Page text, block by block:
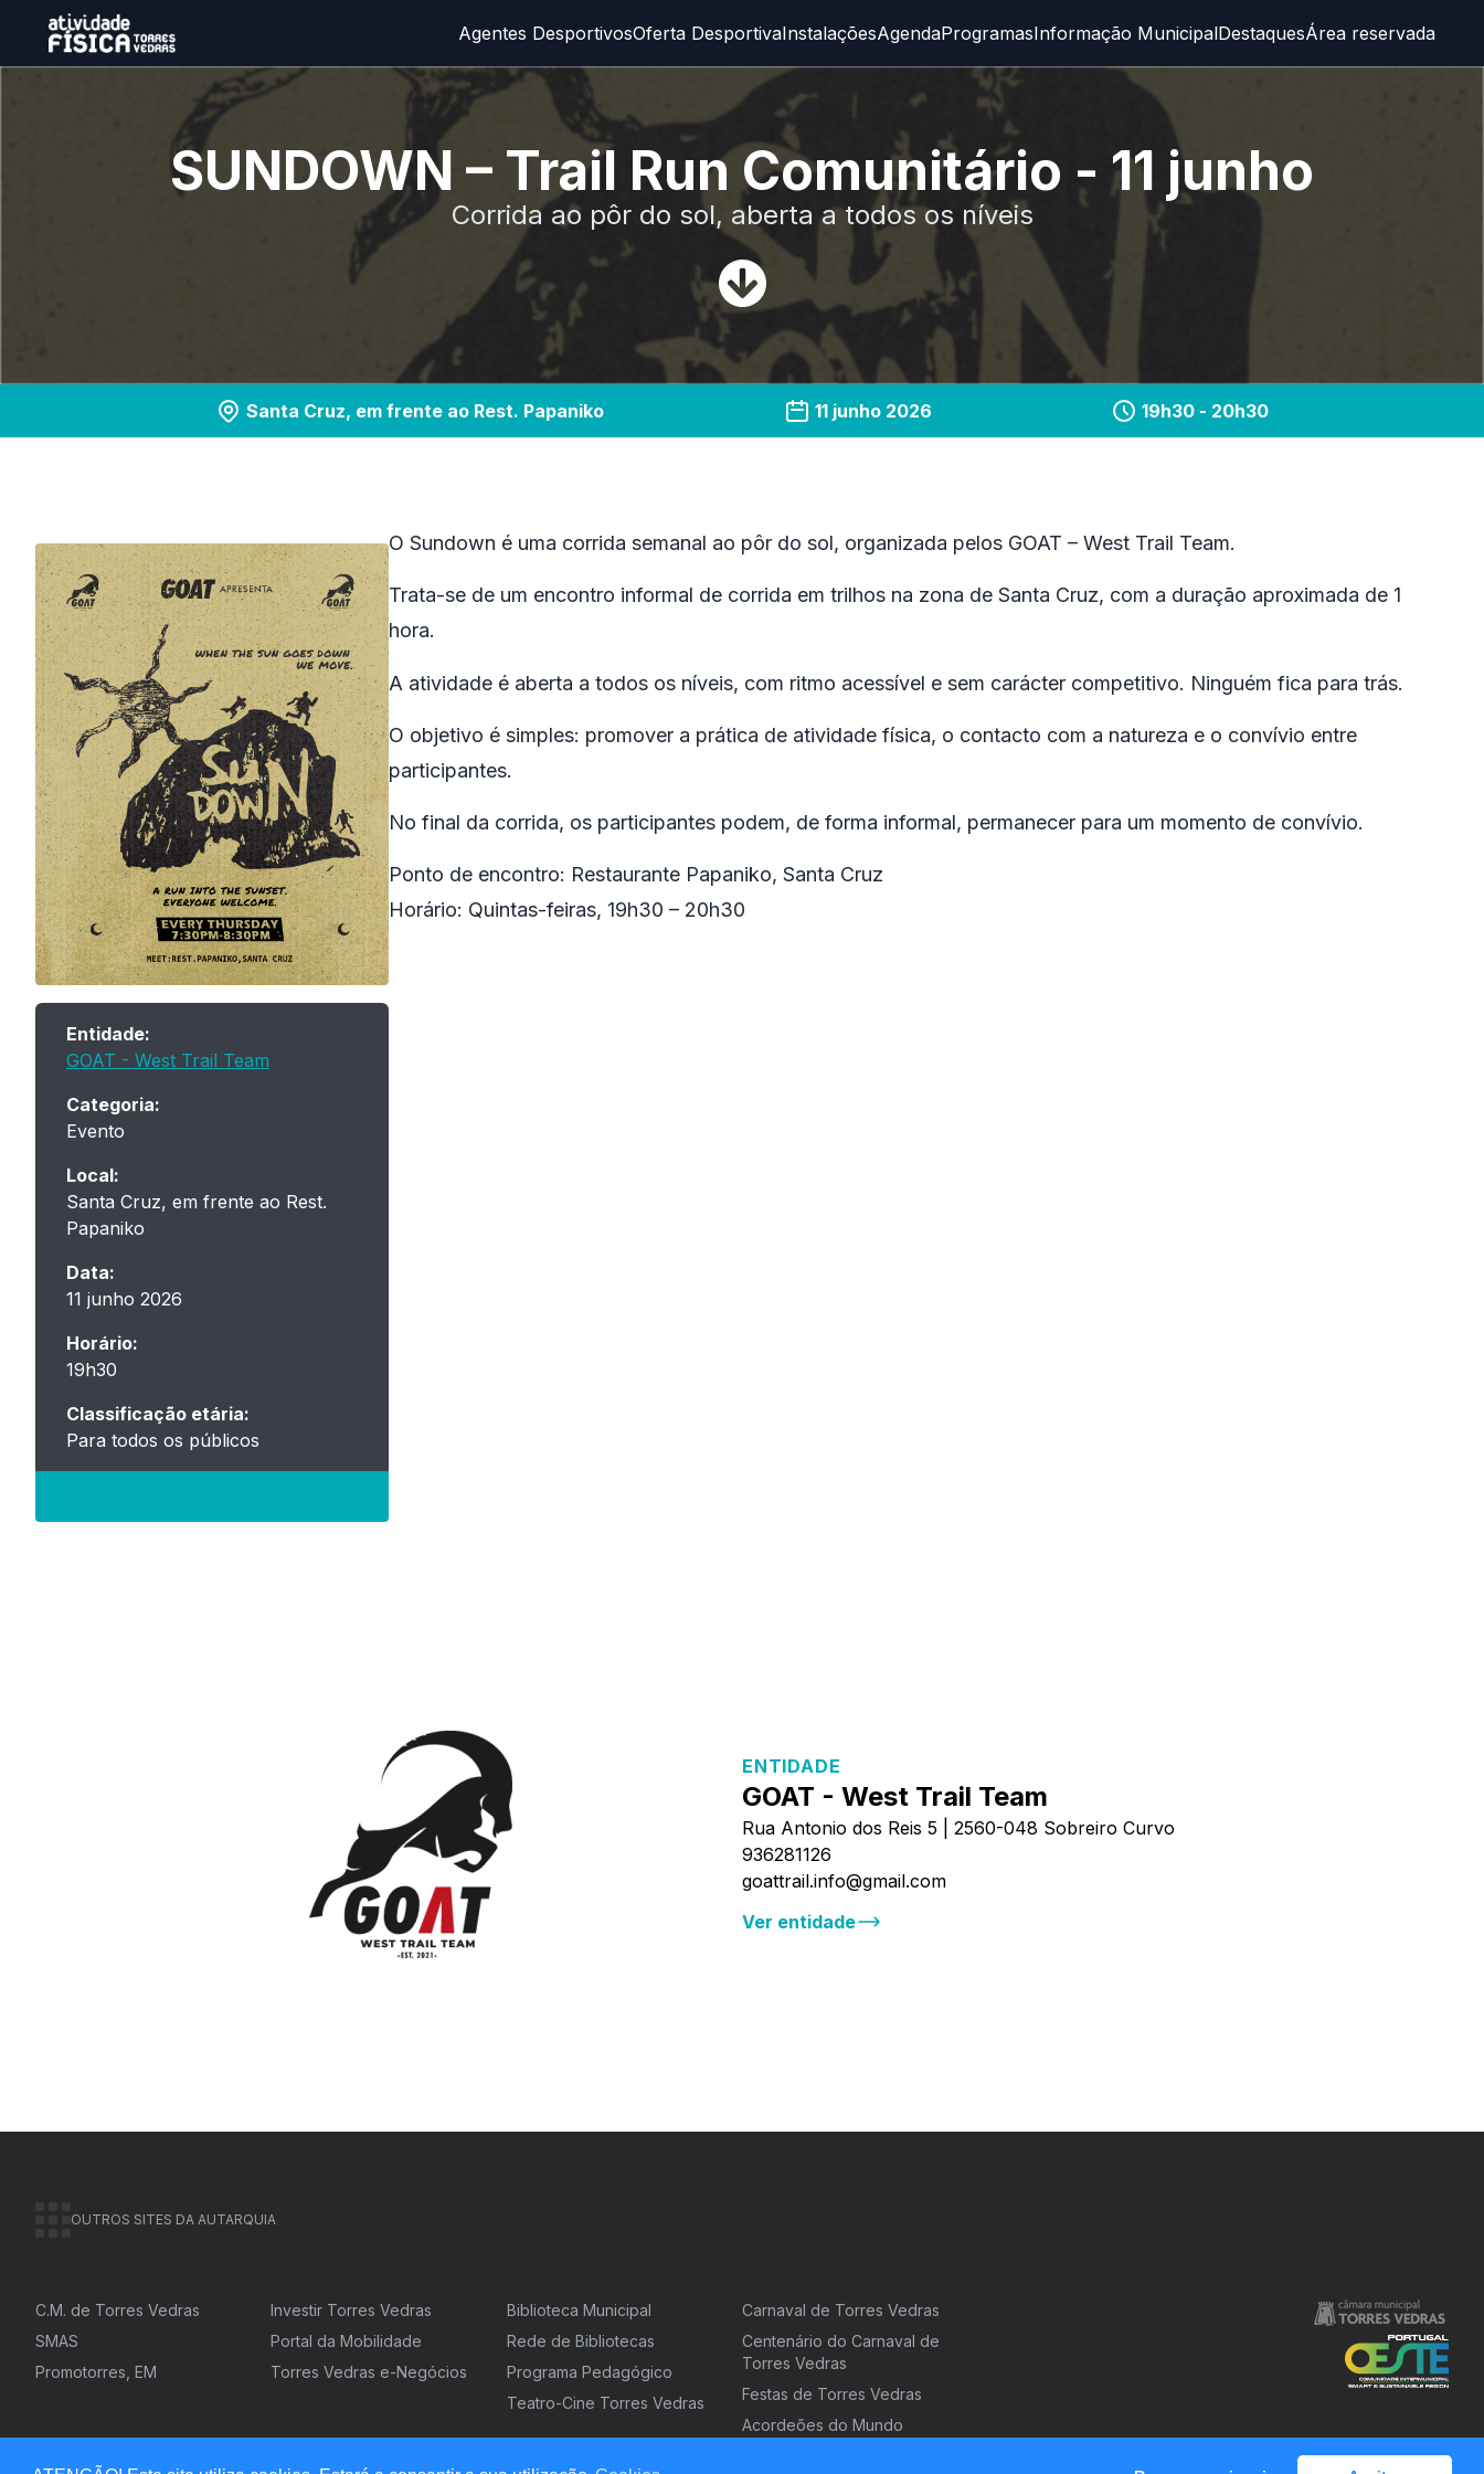
Agentes DesportivosOferta DesportivaInstalaçõesAgendaProgramasInformação MunicipalDestaquesÁrea reservada
SUNDOWN – Trail Run Comunitário - 11 junho
Corrida ao pôr do sol, aberta a todos os níveis
Santa Cruz, em frente ao Rest. Papaniko 11 junho 2026 19h30 - 20h30
Entidade:
GOAT - West Trail Team
Categoria:
Evento
Local:
Santa Cruz, em frente ao Rest.
Papaniko
Data:
11 junho 2026
Horário:
19h30
Classificação etária:
Para todos os públicos
O Sundown é uma corrida semanal ao pôr do sol, organizada pelos GOAT – West Trail Team.
Trata-se de um encontro informal de corrida em trilhos na zona de Santa Cruz, com a duração aproximada de 1
hora.
A atividade é aberta a todos os níveis, com ritmo acessível e sem carácter competitivo. Ninguém fica para trás.
O objetivo é simples: promover a prática de atividade física, o contacto com a natureza e o convívio entre
participantes.
No final da corrida, os participantes podem, de forma informal, permanecer para um momento de convívio.
Ponto de encontro: Restaurante Papaniko, Santa Cruz
Horário: Quintas-feiras, 19h30 – 20h30
ENTIDADE
GOAT - West Trail Team
Rua Antonio dos Reis 5 | 2560-048 Sobreiro Curvo
936281126
goattrail.info@gmail.com
Ver entidade
OUTROS SITES DA AUTARQUIA
C.M. de Torres Vedras
SMAS
Promotorres, EM
Investir Torres Vedras
Portal da Mobilidade
Torres Vedras e-Negócios
Biblioteca Municipal
Rede de Bibliotecas
Programa Pedagógico
Teatro-Cine Torres Vedras
Carnaval de Torres Vedras
Centenário do Carnaval de
Torres Vedras
Festas de Torres Vedras
Acordeões do Mundo